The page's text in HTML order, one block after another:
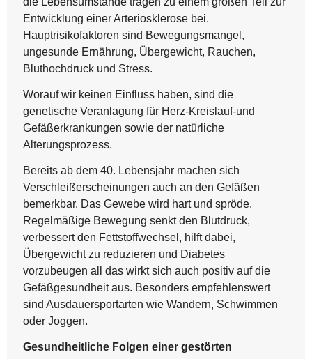
Entwicklung einer Arteriosklerose bei.
Hauptrisikofaktoren sind Bewegungsmangel,
ungesunde Ernährung, Übergewicht, Rauchen,
Bluthochdruck und Stress.
Worauf wir keinen Einfluss haben, sind die
genetische Veranlagung für Herz-Kreislauf-und
Gefäßerkrankungen sowie der natürliche
Alterungsprozess.
Bereits ab dem 40. Lebensjahr machen sich
Verschleißerscheinungen auch an den Gefäßen
bemerkbar. Das Gewebe wird hart und spröde.
Regelmäßige Bewegung senkt den Blutdruck,
verbessert den Fettstoffwechsel, hilft dabei,
Übergewicht zu reduzieren und Diabetes
vorzubeugen all das wirkt sich auch positiv auf die
Gefäßgesundheit aus. Besonders empfehlenswert
sind Ausdauersportarten wie Wandern, Schwimmen
oder Joggen.
Gesundheitliche Folgen einer gestörten